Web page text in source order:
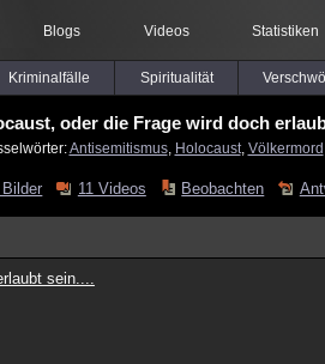
Blogs Videos Statistiken
Kriminalfälle Spiritualität
oder die Frage wird doch
Antisemitismus, Holocaust, Völkermord
11 Videos Beobachten
sein....